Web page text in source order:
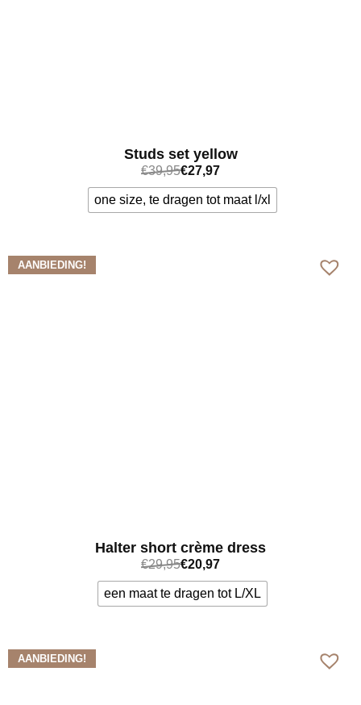
Studs set yellow
€39,95€27,97
one size, te dragen tot maat l/xl
AANBIEDING!
Halter short crème dress
€29,95€20,97
een maat te dragen tot L/XL
AANBIEDING!